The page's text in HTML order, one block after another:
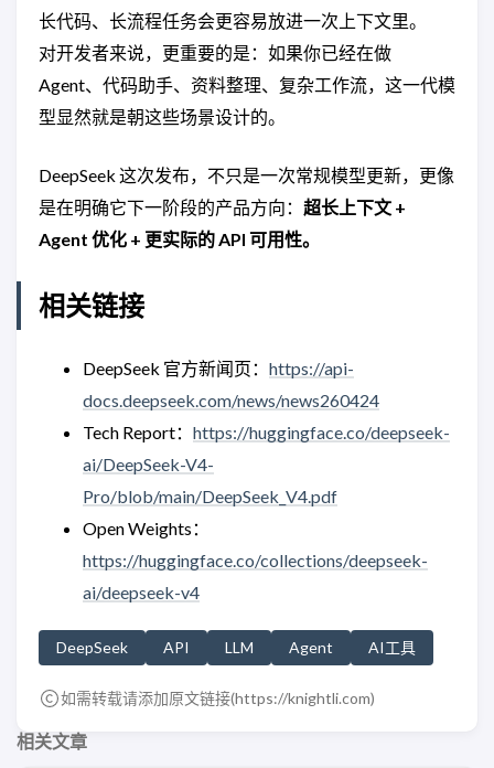
长代码、长流程任务会更容易放进一次上下文里。
对开发者来说，更重要的是：如果你已经在做
Agent、代码助手、资料整理、复杂工作流，这一代模
型显然就是朝这些场景设计的。
DeepSeek 这次发布，不只是一次常规模型更新，更像
是在明确它下一阶段的产品方向： 超长上下文 +
Agent 优化 + 更实际的 API 可用性。
相关链接
DeepSeek 官方新闻页： https://api-
docs.deepseek.com/news/news260424
Tech Report： https://huggingface.co/deepseek-
ai/DeepSeek-V4-
Pro/blob/main/DeepSeek_V4.pdf
Open Weights：
https://huggingface.co/collections/deepseek-
ai/deepseek-v4
DeepSeek API LLM Agent AI工具
如需转载请添加原文链接(https://knightli.com)
相关文章